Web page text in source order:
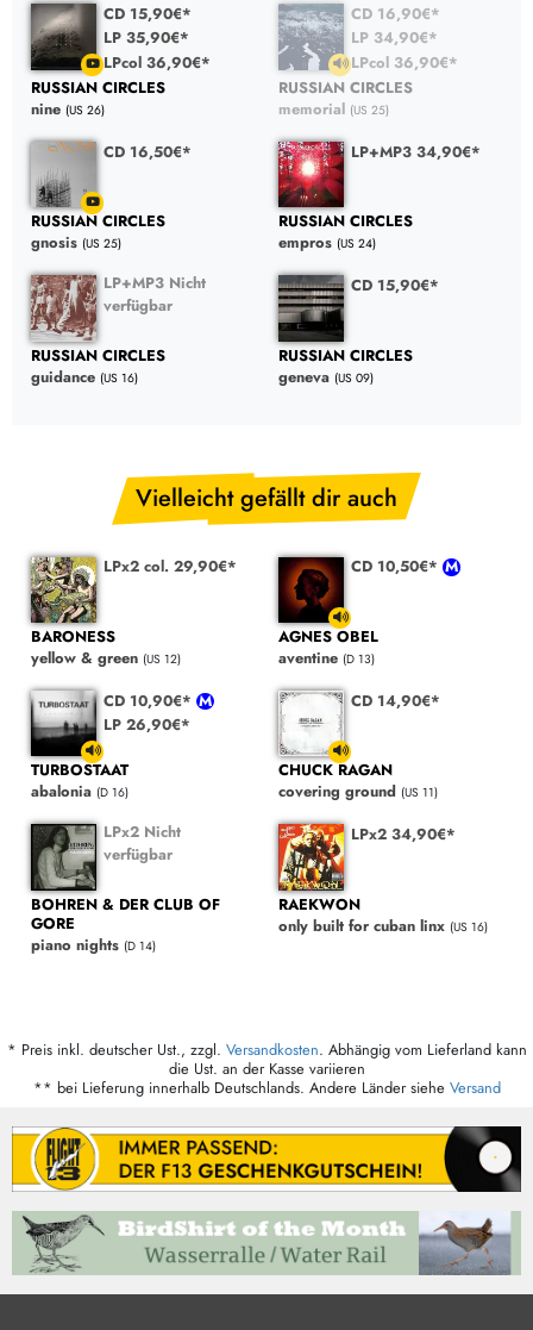
CD 15,90€*
LP 35,90€*
LPcol 36,90€*
RUSSIAN CIRCLES
nine (US 26)
CD 16,90€*
LP 34,90€*
LPcol 36,90€*
RUSSIAN CIRCLES
memorial (US 25)
CD 16,50€*
RUSSIAN CIRCLES
gnosis (US 25)
LP+MP3 34,90€*
RUSSIAN CIRCLES
empros (US 24)
LP+MP3 Nicht
verfügbar
RUSSIAN CIRCLES
guidance (US 16)
CD 15,90€*
RUSSIAN CIRCLES
geneva (US 09)
Vielleicht gefällt dir auch
LPx2 col. 29,90€*
BARONESS
yellow & green (US 12)
CD 10,50€*
AGNES OBEL
aventine (D 13)
CD 10,90€*
LP 26,90€*
TURBOSTAAT
abalonia (D 16)
CD 14,90€*
CHUCK RAGAN
covering ground (US 11)
LPx2 Nicht
verfügbar
BOHREN & DER CLUB OF
GORE
piano nights (D 14)
LPx2 34,90€*
RAEKWON
only built for cuban linx (US 16)
* Preis inkl. deutscher Ust., zzgl. Versandkosten. Abhängig vom Lieferland kann
die Ust. an der Kasse variieren
** bei Lieferung innerhalb Deutschlands. Andere Länder siehe Versand